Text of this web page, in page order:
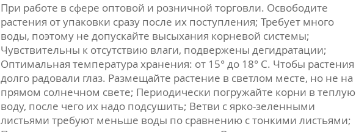
При работе в сфере оптовой и розничной торговли. Освободите
растения от упаковки сразу после их поступления; Требует много
воды, поэтому не допускайте высыхания корневой системы;
Чувствительны к отсутствию влаги, подвержены дегидратации;
Оптимальная температура хранения: от 15° до 18° С. Чтобы растения
долго радовали глаз. Размещайте растение в светлом месте, но не на
прямом солнечном свете; Периодически погружайте корни в теплую
воду, после чего их надо подсушить; Ветви с ярко-зеленными
листьями требуют меньше воды по сравнению с тонкими листьями;